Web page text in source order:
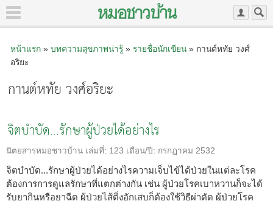
หน้าแรก» บทความสุขภาพน่ารู้» รายชื่อนักเขียน» กานต์หทัย วงศ์
อริยะ
กานต์หทัย วงศ์อริยะ
จิตบำบัด...รักษาผู้ป่วยได้อย่างไร
นิตยสารหมอชาวบ้าน เล่มที่: 123 เดือน/ปี: กรกฎาคม 2532
จิตบำบัด...รักษาผู้ป่วยได้อย่างไรความเจ็บไข้ได้ป่วยในแต่ละโรค
ต้องการการดูแลรักษาที่แตกต่างกัน เช่น ผู้ป่วยโรคเบาหวานก็จะได้
รับยากินหรือยาฉีด ผู้ป่วยไส้ติ่งอักเสบก็ต้องใช้วิธีผ่าตัด ผู้ป่วยโรค